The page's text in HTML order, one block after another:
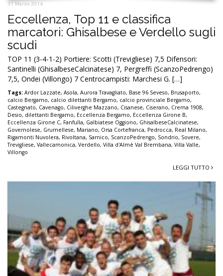
31 Marzo 2014
Eccellenza, Top 11 e classifica
marcatori: Ghisalbese e Verdello sugli
scudi
TOP 11 (3-4-1-2) Portiere: Scotti (Trevigliese) 7,5 Difensori:
Santinelli (GhisalbeseCalcinatese) 7, Pergreffi (ScanzoPedrengo)
7,5, Ondei (Villongo) 7 Centrocampisti: Marchesi G. […]
Tags: Ardor Lazzate, Asola, Aurora Travagliato, Base 96 Seveso, Brusaporto,
calcio Bergamo, calcio dilettanti Bergamo, calcio provinciale Bergamo,
Castegnato, Cavenago, Ciliverghe Mazzano, Cisanese, Ciserano, Crema 1908,
Desio, dilettanti Bergamo, Eccellenza Bergamo, Eccellenza Girone B,
Eccellenza Girone C, Fanfulla, Galbiatese Oggiono, GhisalbeseCalcinatese,
Governolese, Grumellese, Mariano, Orsa Cortefranca, Pedrocca, Real Milano,
Rigamonti Nuvolera, Rivoltana, Sarnico, ScanzoPedrengo, Sondrio, Sovere,
Trevigliese, Vallecamonica, Verdello, Villa d'Almè Val Brembana, Villa Valle,
Villongo
LEGGI TUTTO